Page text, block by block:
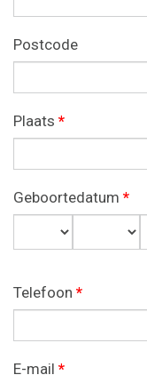
Postcode
Plaats *
Geboortedatum *
Telefoon *
E-mail *